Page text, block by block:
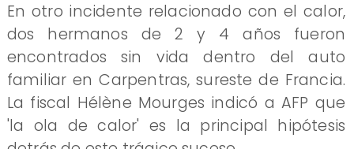
En otro incidente relacionado con el calor,
dos hermanos de 2 y 4 años fueron
encontrados sin vida dentro del auto
familiar en Carpentras, sureste de Francia.
La fiscal Hélène Mourges indicó a AFP que
'la ola de calor' es la principal hipótesis